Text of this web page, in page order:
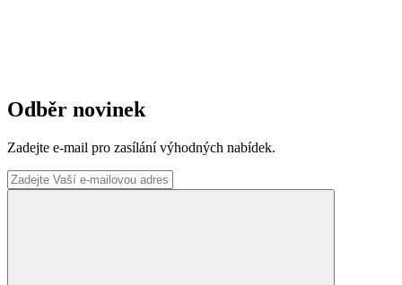
Odběr novinek
Zadejte e-mail pro zasílání výhodných nabídek.